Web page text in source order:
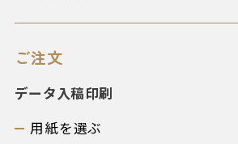
ご注文
データ入稿印刷
用紙を選ぶ